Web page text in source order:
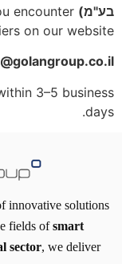
בע"מ) encounter
on our website:
3–5 business
days.
innovative solutions
fields ofsmart
sector, we deliver